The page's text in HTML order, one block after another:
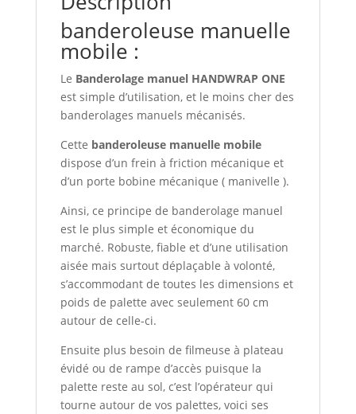
banderoleuse manuelle
mobile :
Le Banderolage manuel HANDWRAP ONE
est simple d’utilisation, et le moins cher des
banderolages manuels mécanisés.
Cette banderoleuse manuelle mobile
dispose d’un frein à friction mécanique et
d’un porte bobine mécanique ( manivelle ).
Ainsi, ce principe de banderolage manuel
est le plus simple et économique du
marché. Robuste, fiable et d’une utilisation
aisée mais surtout déplaçable à volonté,
s’accommodant de toutes les dimensions et
poids de palette avec seulement 60 cm
autour de celle-ci.
Ensuite plus besoin de filmeuse à plateau
évidé ou de rampe d’accès puisque la
palette reste au sol, c’est l’opérateur qui
tourne autour de vos palettes, voici ses